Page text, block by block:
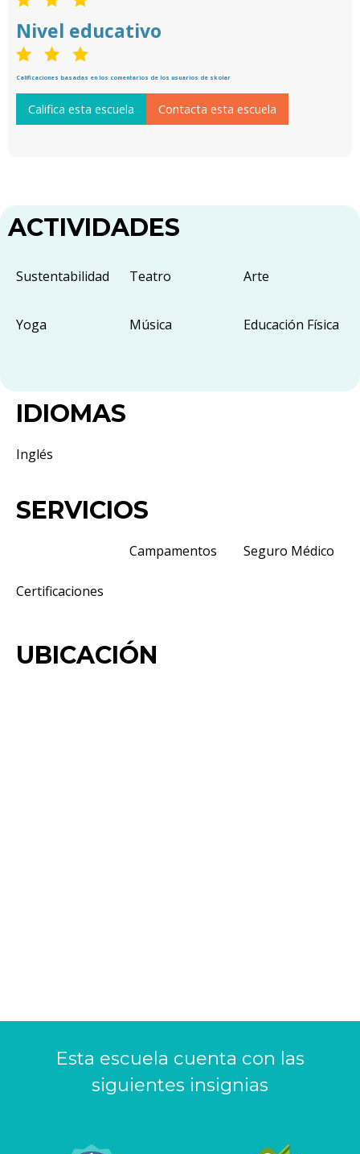
Nivel educativo
Calificaciones basadas en los comentarios de los usuarios de skolar
Califica esta escuela Contacta esta escuela
ACTIVIDADES
Sustentabilidad Teatro Arte
Yoga Música Educación Física
IDIOMAS
Inglés
SERVICIOS
Campamentos Seguro Médico
Certificaciones
UBICACIÓN
Esta escuela cuenta con las
siguientes insignias